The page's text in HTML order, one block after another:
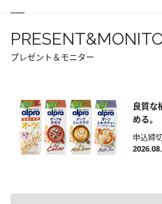
プレゼント＆モニター
良質な
める。
申込締